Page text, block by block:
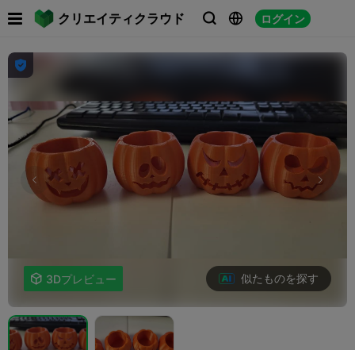
クリエイティクラウド   ログイン
 

 3Dプレビュー 似たものを探す